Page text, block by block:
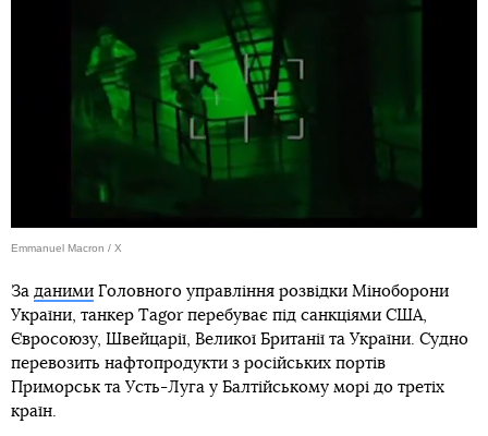
Emmanuel Macron / X
За даними Головного управління розвідки Міноборони
України, танкер Tagor перебуває під санкціями США,
Євросоюзу, Швейцарії, Великої Британії та України. Судно
перевозить нафтопродукти з російських портів
Приморськ та Усть-Луга у Балтійському морі до третіх
країн.